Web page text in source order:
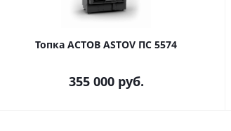
Топка АСТОВ ASTOV ПС 5574
355 000руб.